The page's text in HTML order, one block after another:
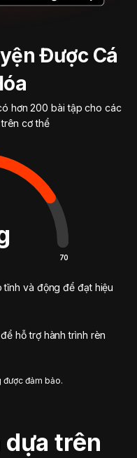
Được Cá
hơn 200 bài tập cho các
cơ thể
70
và động để đạt hiệu
hỗ trợ hành trình rèn
đảm bảo.
dựa trên